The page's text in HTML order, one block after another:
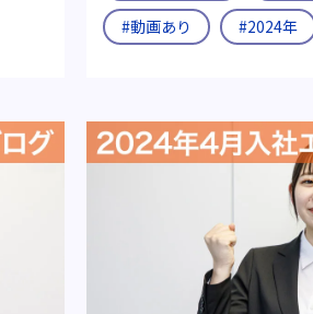
#動画あり
#2024年